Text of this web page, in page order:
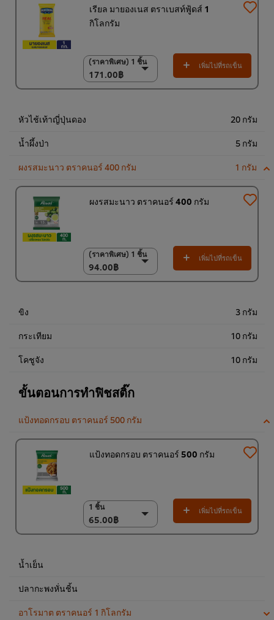
เรียล มายองเนส ตราเบสท์ฟู้ดส์ 1
กิโลกรัม
(ราคาพิเศษ) 1 ชิ้น
171.00฿
(ราคาพิเศษ) 1 ชิ้น
171.00฿
(ราคาพิเศษ) แพ็ค 9
เพิ่มไปที่รถเข็น
หัวไช้เท้าญี่ปุ่นดอง 20 กรัม
น้ำผึ้งป่า 5 กรัม
ผงรสมะนาว ตราคนอร์ 400 กรัม 1 กรัม
ผงรสมะนาว ตราคนอร์ 400 กรัม
(ราคาพิเศษ) 1 ชิ้น
94.00฿
(ราคาพิเศษ) 1 ชิ้น
94.00฿
(ราคาพิเศษ) แพ็ค 15
เพิ่มไปที่รถเข็น
ขิง 3 กรัม
กระเทียม 10 กรัม
โคชูจัง 10 กรัม
ขั้นตอนการทำฟิชสติ๊ก
แป้งทอดกรอบ ตราคนอร์ 500 กรัม
แป้งทอดกรอบ ตราคนอร์ 500 กรัม
1 ชิ้น
65.00฿
1 ชิ้น
65.00฿
6 x 500 ก.
เพิ่มไปที่รถเข็น
น้ำเย็น
ปลากะพงหั่นชิ้น
อาโรมาต ตราคนอร์ 1 กิโลกรัม